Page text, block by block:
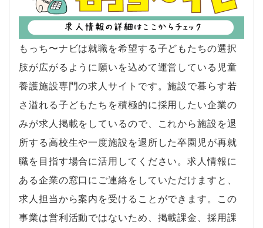
もっち〜ナビは就職を希望する子どもたちの選択
肢が広がるように願いを込めて運営している児童
養護施設専門の求人サイトです。施設で暮らす若
さ溢れる子どもたちを積極的に採用したい企業の
みが求人掲載をしているので、これから施設を退
所する高校生や一度施設を退所した卒園児が再就
職を目指す場合に活用してください。求人情報に
ある企業の窓口にご連絡をしていただけますと、
求人担当から案内を受けることができます。この
事業は営利活動ではないため、掲載課金、採用課